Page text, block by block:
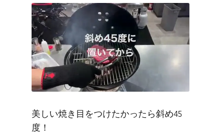
美しい焼き目をつけたかったら斜め45
度！